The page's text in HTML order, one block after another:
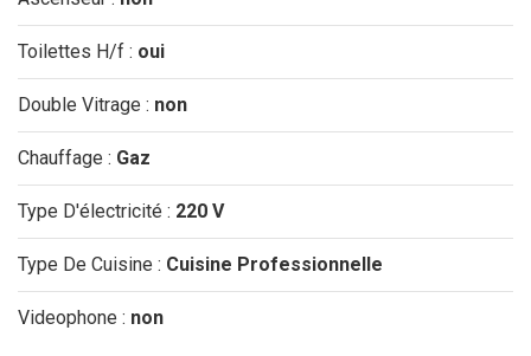
Toilettes H/f : oui
Double Vitrage : non
Chauffage : Gaz
Type D'électricité : 220 V
Type De Cuisine : Cuisine Professionnelle
Videophone : non